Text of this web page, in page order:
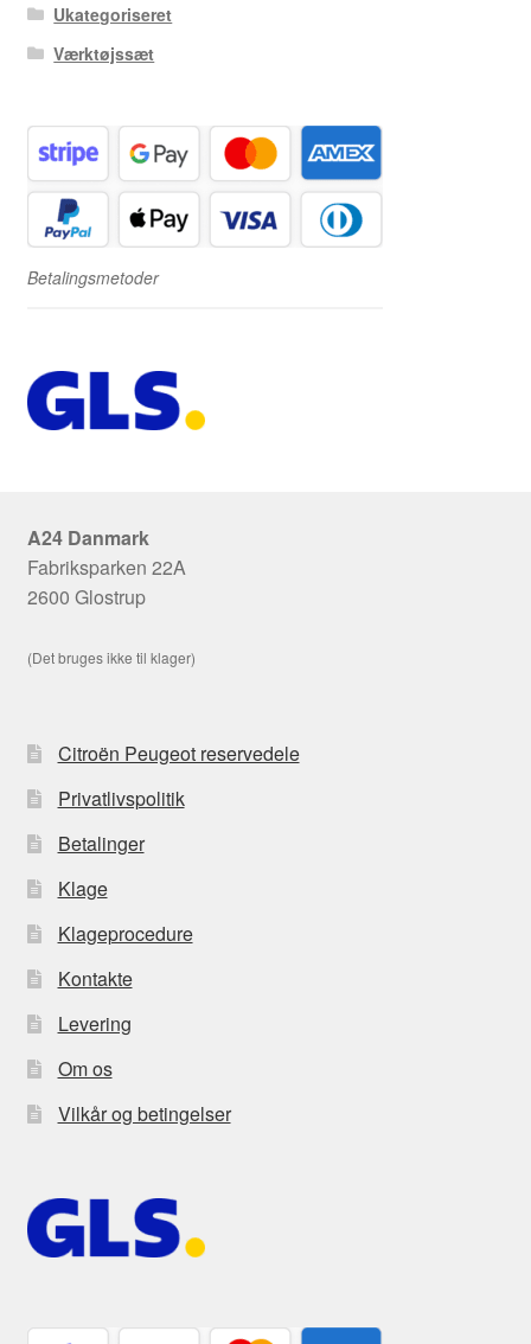
Ukategoriseret
Værktøjssæt
Betalingsmetoder
A24 Danmark
Fabriksparken 22A
2600 Glostrup
(Det bruges ikke til klager)
Citroën Peugeot reservedele
Privatlivspolitik
Betalinger
Klage
Klageprocedure
Kontakte
Levering
Om os
Vilkår og betingelser